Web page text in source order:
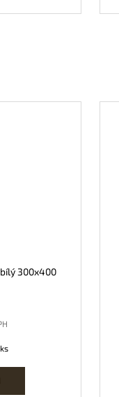
300x400